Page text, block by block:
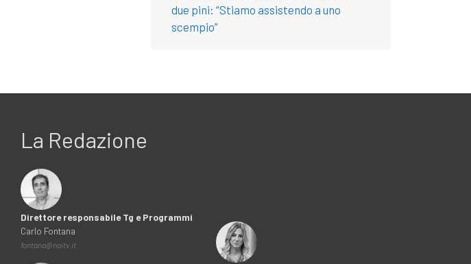
due pini: “Stiamo assistendo a uno
scempio”
La Redazione
Direttore responsabile Tg e Programmi
Carlo Fontana
fontana@noitv.it